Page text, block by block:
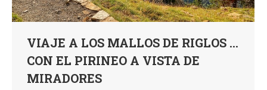
VIAJE A LOS MALLOS DE RIGLOS …
CON EL PIRINEO A VISTA DE
MIRADORES